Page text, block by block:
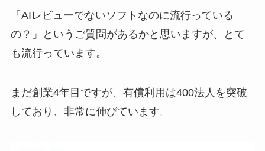
「AIレビューでないソフトなのに流行っている
の？」というご質問があるかと思いますが、とて
も流行っています。
まだ創業4年目ですが、有償利用は400法人を突破
しており、非常に伸びています。